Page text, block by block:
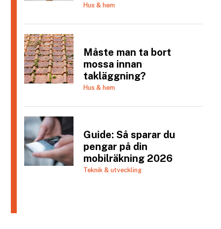
Hus & hem
Måste man ta bort
mossa innan
takläggning?
Hus & hem
Guide: Så sparar du
pengar på din
mobilräkning 2026
Teknik & utveckling